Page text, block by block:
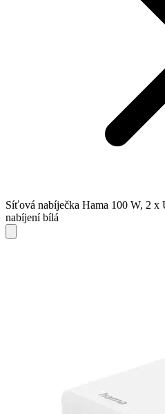
Síťová nabíječka Hama 100 W, 2
nabíjení bílá